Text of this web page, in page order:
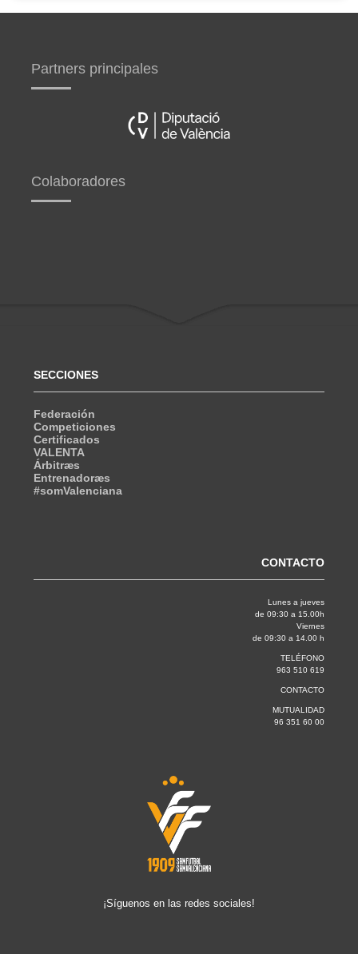
Partners principales
Colaboradores
SECCIONES
Federación
Competiciones
Certificados
VALENTA
Árbitræs
Entrenadoræs
#somValenciana
CONTACTO
Lunes a jueves
de 09:30 a 15.00h
Viernes
de 09:30 a 14.00 h
TELÉFONO
963 510 619
CONTACTO
MUTUALIDAD
96 351 60 00
¡Síguenos en las redes sociales!